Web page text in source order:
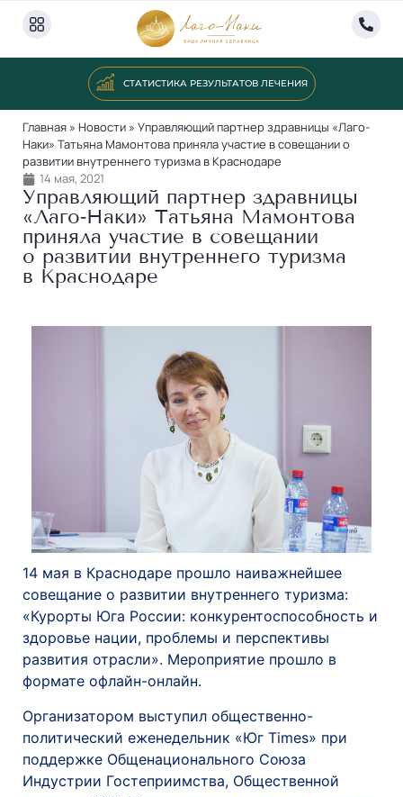
СТАТИСТИКА РЕЗУЛЬТАТОВ ЛЕЧЕНИЯ
Главная» Новости» Управляющий партнер здравницы «Лаго-
Наки» Татьяна Мамонтова приняла участие в совещании о
развитии внутреннего туризма в Краснодаре
14 мая, 2021
Управляющий партнер здравницы
«Лаго‐Наки» Татьяна Мамонтова
приняла участие в совещании
о развитии внутреннего туризма
в Краснодаре
14 мая в Краснодаре прошло наиважнейшее
совещание о развитии внутреннего туризма:
«Курорты Юга России: конкурентоспособность и
здоровье нации, проблемы и перспективы
развития отрасли». Мероприятие прошло в
формате офлайн-онлайн.
Организатором выступил общественно-
политический еженедельник «Юг Times» при
поддержке Общенационального Союза
Индустрии Гостеприимства, Общественной